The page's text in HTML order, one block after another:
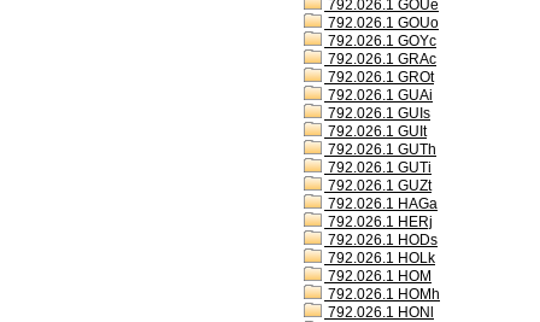
792.026.1 GOUe
792.026.1 GOUo
792.026.1 GOYc
792.026.1 GRAc
792.026.1 GROt
792.026.1 GUAi
792.026.1 GUIs
792.026.1 GUIt
792.026.1 GUTh
792.026.1 GUTi
792.026.1 GUZt
792.026.1 HAGa
792.026.1 HERj
792.026.1 HODs
792.026.1 HOLk
792.026.1 HOM
792.026.1 HOMh
792.026.1 HONl